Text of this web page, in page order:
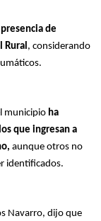
de
, considerando
municipio ha
que ingresan a
aunque otros no
identificados.
Navarro, dijo que